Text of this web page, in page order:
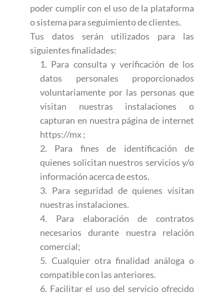
poder cumplir con el uso de la plataforma
o sistema para seguimiento de clientes.
Tus datos serán utilizados para las
siguientes finalidades:
1. Para consulta y verificación de los
datos personales proporcionados
voluntariamente por las personas que
visitan nuestras instalaciones o
capturan en nuestra página de internet
https://mx ;
2. Para fines de identificación de
quienes solicitan nuestros servicios y/o
información acerca de estos.
3. Para seguridad de quienes visitan
nuestras instalaciones.
4. Para elaboración de contratos
necesarios durante nuestra relación
comercial;
5. Cualquier otra finalidad análoga o
compatible con las anteriores.
6. Facilitar el uso del servicio ofrecido